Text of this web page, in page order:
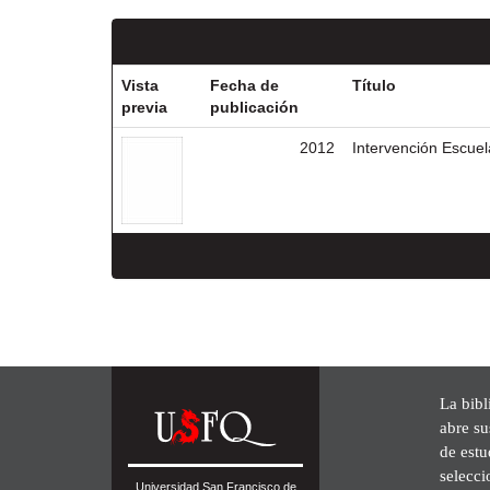
Vista
previa
Fecha de
publicación
Título
2012 Intervención
Universidad San Francisco de
La
abre
de